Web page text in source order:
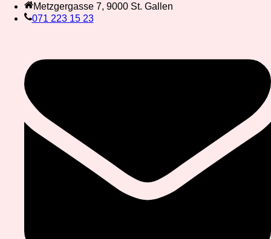
Metzgergasse 7, 9000 St. Gallen
071 223 15 23